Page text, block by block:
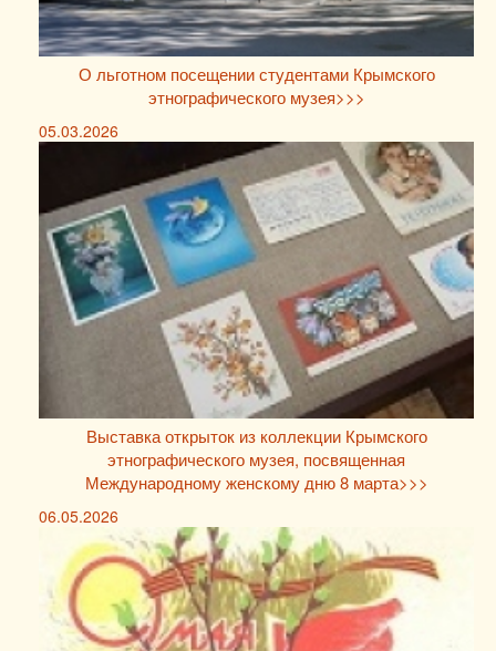
О льготном посещении студентами Крымского
этнографического музея>>>
05.03.2026
Выставка открыток из коллекции Крымского
этнографического музея, посвященная
Международному женскому дню 8 марта>>>
06.05.2026